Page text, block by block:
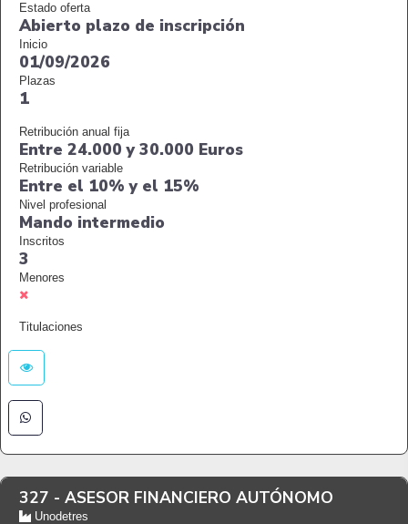
Estado oferta
Abierto plazo de inscripción
Inicio
01/09/2026
Plazas
1
Retribución anual fija
Entre 24.000 y 30.000 Euros
Retribución variable
Entre el 10% y el 15%
Nivel profesional
Mando intermedio
Inscritos
3
Menores
Titulaciones
327 - ASESOR FINANCIERO AUTÓNOMO
Unodetres